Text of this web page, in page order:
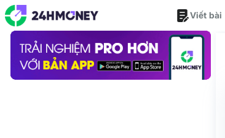
Viết bài